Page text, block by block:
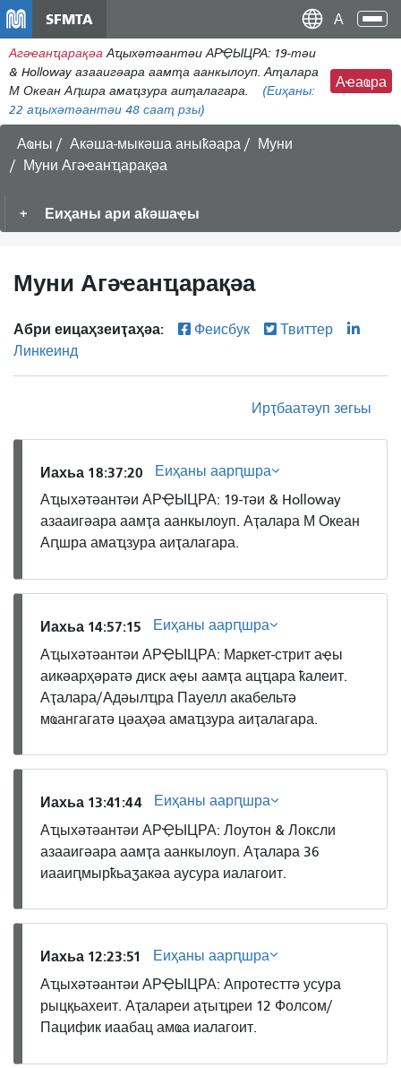
ン
コ
ン
テ
ン
SFMTA
Агәҽанҵарақәа Аҵыхәтәантәи АРҾЫЦРА: 19-тәи
& Holloway азааигәара аамҭа аанкылоуп. Аҭалара
М Океан Аԥшра амаҵзура аиҭалагара.
(Еиҳаны:
22 аҵыхәтәантәи 48 сааҭ рзы)
Аҽаҩра
Аҩны Акәша-мыкәша аныҟәара
Муни
Муни Агәҽанҵарақәа
Еиҳаны ари аҟәшаҿы
Муни Агәҽанҵарақәа
Абри еицаҳзеиҭаҳәа: Феисбук
Твиттер
Линкеинд
Ирҭбаатәуп зегьы
Иахьа 18:37:20
Еиҳаны аарԥшра
Аҵыхәтәантәи АРҾЫЦРА: 19-тәи & Holloway
азааигәара аамҭа аанкылоуп. Аҭалара М Океан
Аԥшра амаҵзура аиҭалагара.
Иахьа 14:57:15
Еиҳаны аарԥшра
Аҵыхәтәантәи АРҾЫЦРА: Маркет-стрит аҿы
аикәарҳәратә диск аҿы аамҭа ацҵара ҟалеит.
Аҭалара/Адәылҵра Пауелл акабельтә
мҩангагатә цәаҳәа амаҵзура аиҭалагара.
Иахьа 13:41:44
Еиҳаны аарԥшра
Аҵыхәтәантәи АРҾЫЦРА: Лоутон & Локсли
азааигәара аамҭа аанкылоуп. Аҭалара 36
иааиԥмырҟьаӡакәа аусура иалагоит.
Иахьа 12:23:51
Еиҳаны аарԥшра
Аҵыхәтәантәи АРҾЫЦРА: Апротесттә усура
рыцқьахеит. Аҭалареи аҭыҵреи 12 Фолсом/
Пацифик иаабац амҩа иалагоит.